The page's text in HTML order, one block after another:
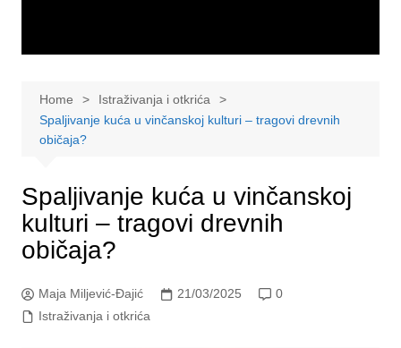
Home
Istraživanja i otkrića
Spaljivanje kuća u vinčanskoj kulturi – tragovi drevnih
običaja?
Spaljivanje kuća u vinčanskoj
kulturi – tragovi drevnih
običaja?
Maja Miljević-Đajić 21/03/2025
0
Istraživanja i otkrića